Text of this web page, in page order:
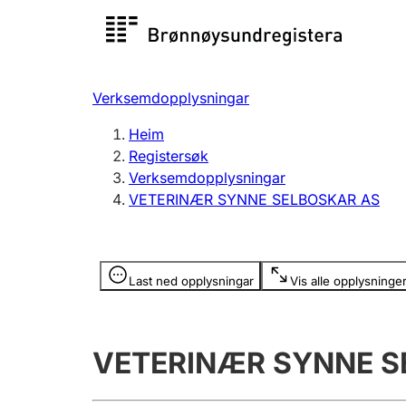
Registersøk
Registrere, endre, slette
Verksemdopplysningar
Heim
Registersøk
Verksemdopplysningar
VETERINÆR SYNNE SELBOSKAR AS
Last ned opplysningar Vis alle opplysninger
Opplysninger er skjult
VETERINÆR SYNNE